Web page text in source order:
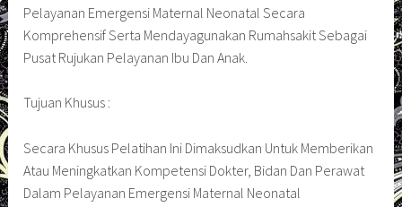
Pelayanan Emergensi Maternal Neonatal Secara
Komprehensif Serta Mendayagunakan Rumahsakit Sebagai
Pusat Rujukan Pelayanan Ibu Dan Anak.
Tujuan Khusus :
Secara Khusus Pelatihan Ini Dimaksudkan Untuk Memberikan
Atau Meningkatkan Kompetensi Dokter, Bidan Dan Perawat
Dalam Pelayanan Emergensi Maternal Neonatal